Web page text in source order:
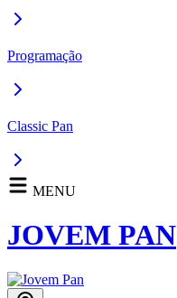
Programação
Classic Pan
MENU
JOVEM PAN